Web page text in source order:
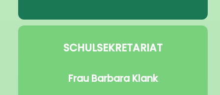
SCHULSEKRETARIAT
Frau Barbara Klank